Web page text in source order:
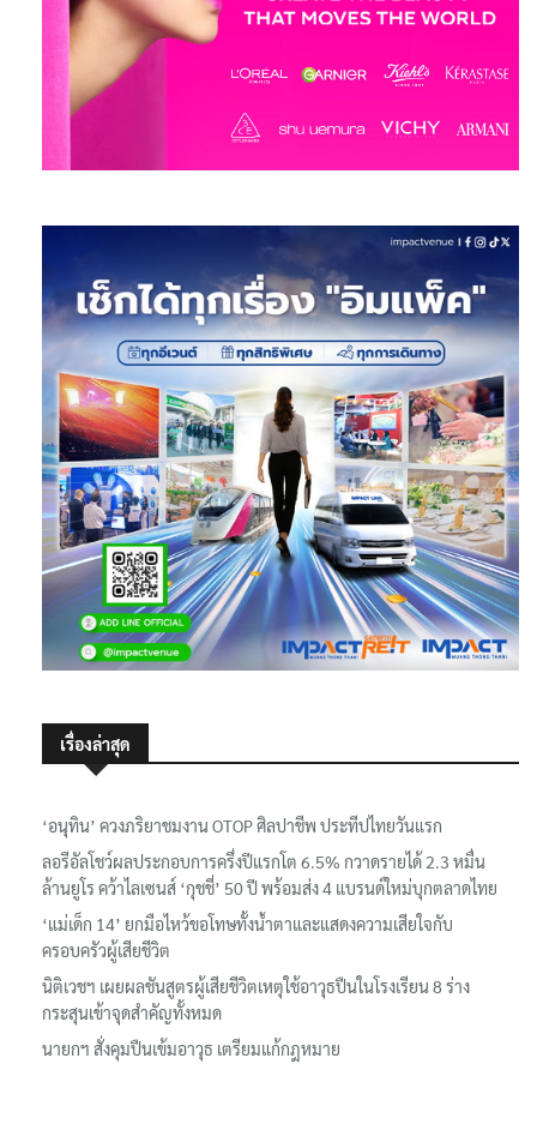
เรื่องล่าสุด
‘อนุทิน’ ควงภริยาชมงาน OTOP ศิลปาชีพ ประทีปไทยวันแรก
ลอรีอัลโชว์ผลประกอบการครึ่งปีแรกโต 6.5% กวาดรายได้ 2.3 หมื่น
ล้านยูโร คว้าไลเซนส์ ‘กุชชี่’ 50 ปี พร้อมส่ง 4 แบรนด์ใหม่บุกตลาดไทย
‘แม่เด็ก 14’ ยกมือไหว้ขอโทษทั้งน้ำตาและแสดงความเสียใจกับ
ครอบครัวผู้เสียชีวิต
นิติเวชฯ เผยผลชันสูตรผู้เสียชีวิตเหตุใช้อาวุธปืนในโรงเรียน 8 ร่าง
กระสุนเข้าจุดสำคัญทั้งหมด
นายกฯ สั่งคุมปืนเข้มอาวุธ เตรียมแก้กฎหมาย